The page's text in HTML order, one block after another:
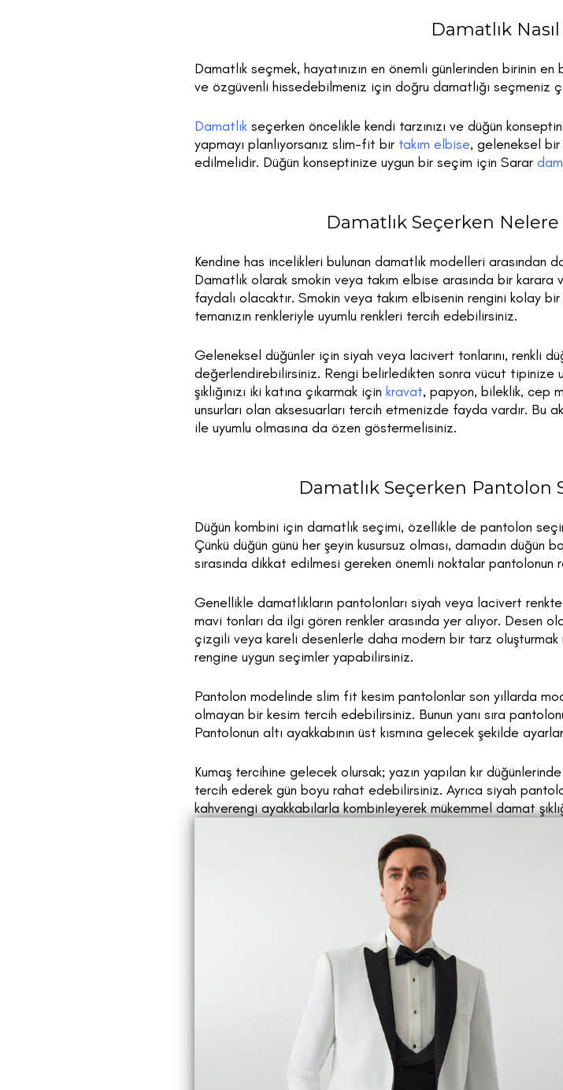
Damatlık
Damatlık seçmek, hayatınızın en önemli günlerinden birinin
ve özgüvenli hissedebilmeniz için doğru damatlığı seçmeniz
Damatlık seçerken öncelikle kendi tarzınızı ve düğün
yapmayı planlıyorsanız slim-fit bir takım elbise, geleneksel bir
edilmelidir. Düğün konseptinize uygun bir seçim için Sarar
Damatlık Seçerken
Kendine has incelikleri bulunan damatlık modelleri arasından
Damatlık olarak smokin veya takım elbise arasında bir karara
faydalı olacaktır. Smokin veya takım elbisenin rengini kolay
temanızın renkleriyle uyumlu renkleri tercih edebilirsiniz.
Geleneksel düğünler için siyah veya lacivert tonlarını, renkli
değerlendirebilirsiniz. Rengi belirledikten sonra vücut tipinize
şıklığınızı iki katına çıkarmak için kravat, papyon, bileklik, cep
unsurları olan aksesuarları tercih etmenizde fayda vardır. Bu
ile uyumlu olmasına da özen göstermelisiniz.
Damatlık Seçerken Pantolon
Düğün kombini için damatlık seçimi, özellikle de pantolon
Çünkü düğün günü her şeyin kusursuz olması, damadın
sırasında dikkat edilmesi gereken önemli noktalar pantolonun
Genellikle damatlıkların pantolonları siyah veya lacivert
mavi tonları da ilgi gören renkler arasında yer alıyor. Desen
çizgili veya kareli desenlerle daha modern bir tarz oluşturmak
rengine uygun seçimler yapabilirsiniz.
Pantolon modelinde slim fit kesim pantolonlar son yıllarda
olmayan bir kesim tercih edebilirsiniz. Bunun yanı sıra
Pantolonun altı ayakkabının üst kısmına gelecek şekilde
Kumaş tercihine gelecek olursak; yazın yapılan kır
tercih ederek gün boyu rahat edebilirsiniz. Ayrıca siyah
kahverengi ayakkabılarla kombinleyerek mükemmel damat